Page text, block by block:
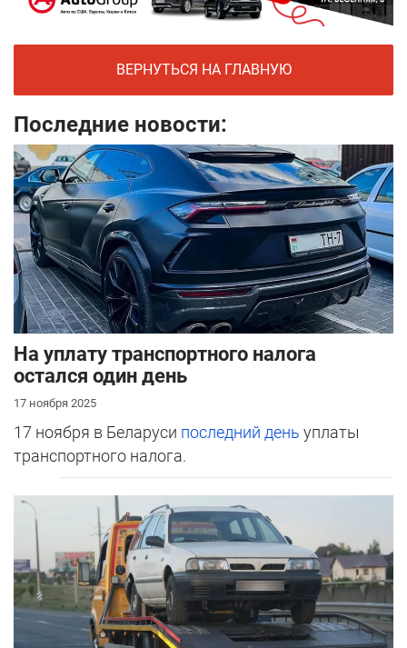
ВЕРНУТЬСЯ НА ГЛАВНУЮ
Последние новости:
На уплату транспортного налога
остался один день
17 ноября 2025
17 ноября в Беларуси последний день уплаты
транспортного налога.